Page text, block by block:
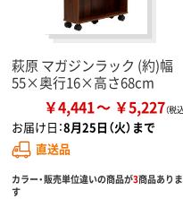
萩原 マガジンラック (約)幅
55×奥行16×高さ68cm
￥4,441 ￥5,227
お届け日：8月25日（火）まで
直送品
カラー・販売単位違いの商品が3商品ありま
す